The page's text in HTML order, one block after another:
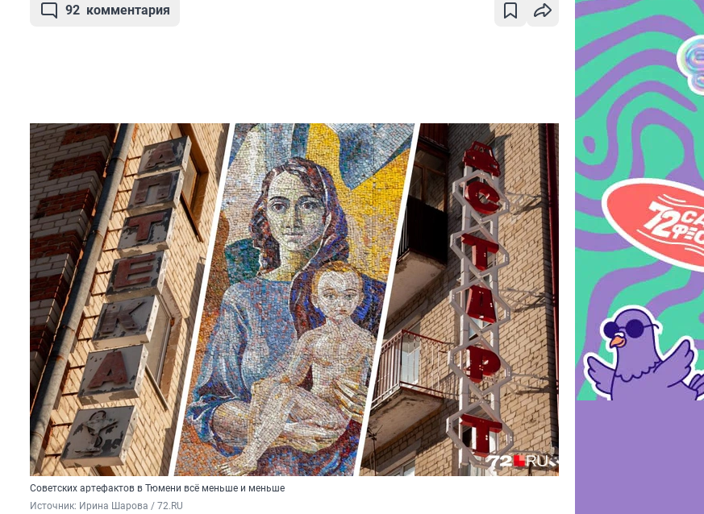
92 комментария
Советских артефактов в Тюмени всё меньше и меньше
Источник: Ирина Шарова / 72.RU